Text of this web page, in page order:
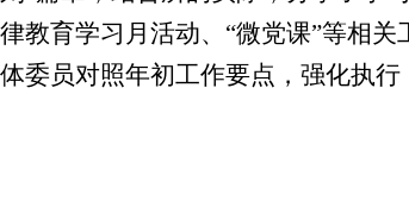
律教育学习月活动、“微党课”等相
体委员对照年初工作要点，强化执行